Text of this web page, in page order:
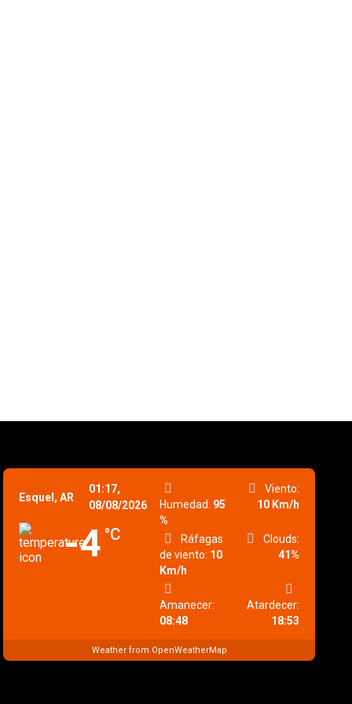
Esquel, AR
01:17,
08/08/2026
-4 °C
Humedad: 95
%
Viento:
10 Km/h
Ráfagas
de viento: 10
Km/h
Clouds:
41%
Amanecer:
08:48
Atardecer:
18:53
Weather from OpenWeatherMap